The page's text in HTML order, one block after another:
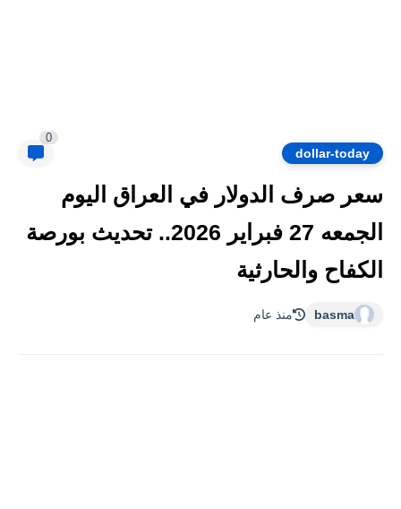
dollar-today
0
سعر صرف الدولار في العراق اليوم
الجمعه 27 فبراير 2026.. تحديث بورصة
الكفاح والحارثية
basma منذ عام